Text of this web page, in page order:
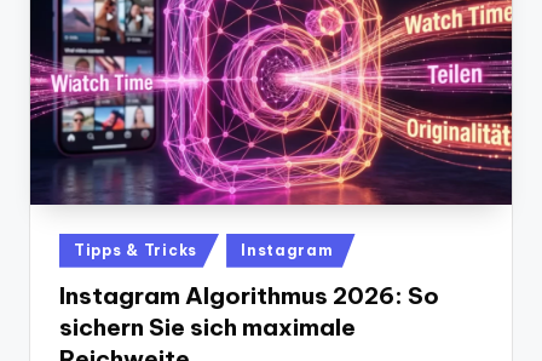
Posted
in
Tipps & Tricks Instagram
Instagram Algorithmus 2026: So
sichern Sie sich maximale